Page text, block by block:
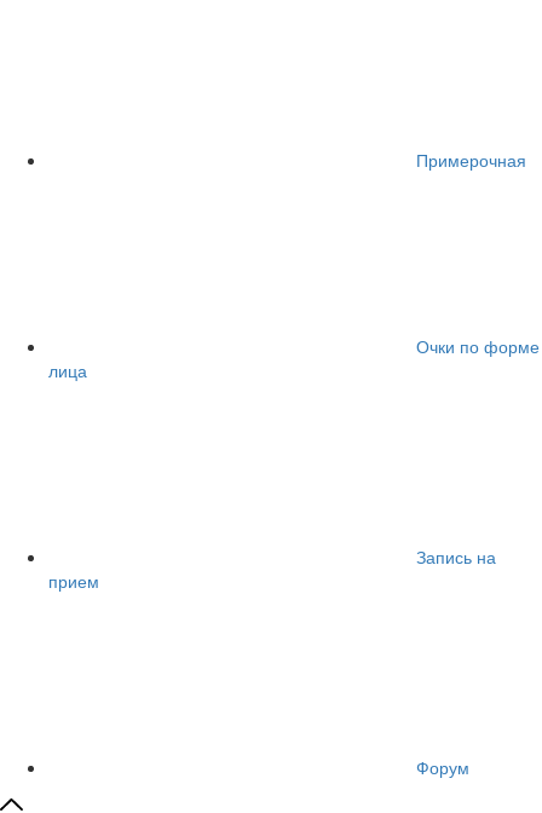
Примерочная
Очки по форме
лица
Запись на
прием
Форум